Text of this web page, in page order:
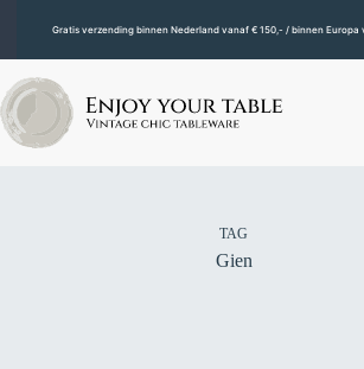
Gratis verzending binnen Nederland vanaf € 150,- / binnen Europa
TAG
Gien